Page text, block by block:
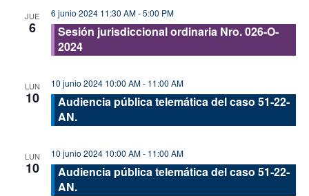
JUE
6
6 junio 2024 11:30 AM-5:00 PM
Sesión jurisdiccional ordinaria Nro. 026-O-
2024
LUN
10
10 junio 2024 10:00 AM- 11:00 AM
Audiencia pública telemática del caso 51-22-
AN.
LUN
10
10 junio 2024 10:00 AM- 11:00 AM
Audiencia pública telemática del caso 51-22-
AN.